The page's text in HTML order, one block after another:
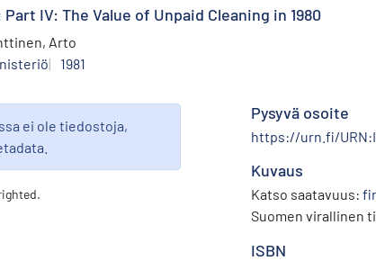
IV: The Value of Unpaid Cleaning in 1980
Arto
1981
ei ole tiedostoja,
Pysyvä osoite
https://urn.fi/
Kuvaus
Katso saatavuus:
Suomen virallinen
ISBN